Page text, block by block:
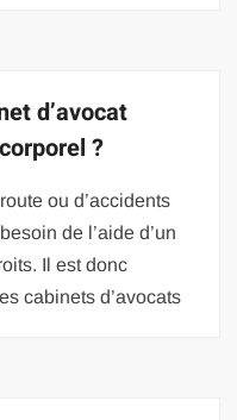
d’avocat
?
ou d’accidents
de l’aide d’un
Il est donc
cabinets d’avocats